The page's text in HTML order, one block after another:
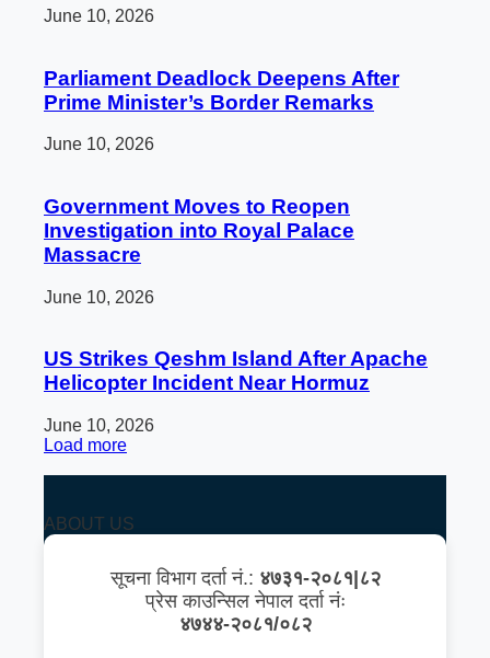
June 10, 2026
Parliament Deadlock Deepens After
Prime Minister’s Border Remarks
June 10, 2026
Government Moves to Reopen
Investigation into Royal Palace
Massacre
June 10, 2026
US Strikes Qeshm Island After Apache
Helicopter Incident Near Hormuz
June 10, 2026
Load more
ABOUT US
सूचना विभाग दर्ता नं.: ४७३१-२०८१|८२
प्रेस काउन्सिल नेपाल दर्ता नंः
४७४४-२०८१/०८२